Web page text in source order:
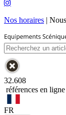
Nos horaires |
32.608
références en ligne
FR